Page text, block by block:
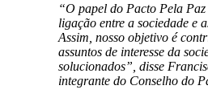
“O papel do Pacto Pela Paz
ligação entre a sociedade e
Assim, nosso objetivo é
assuntos de interesse da
solucionados”, disse
integrante do Conselho do